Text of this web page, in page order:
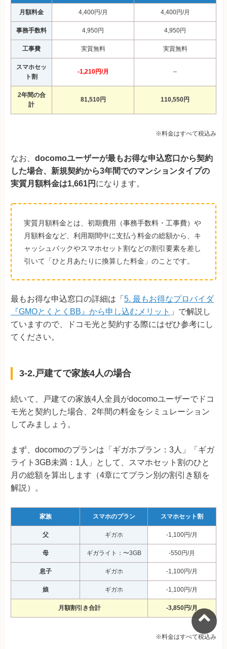
月額料金 4,400円/月 4,400円/月
事務手数料 4,950円 4,950円
工事費 実質無料 実質無料
スマホセッ
ト割
-1,210円/月 –
2年間の合
計
81,510円 110,550円
※料金はすべて税込み
なお、 docomoユーザーが最もお得な申込窓口から契約
した場合、新規契約から3年間でのマンションタイプの
実質月額料金は1,661円 になります。
実質月額料金とは、初期費用（事務手数料・工事費）や
月額料金など、利用期間中に支払う料金の総額から、キ
ャッシュバックやスマホセット割などの割引要素を差し
引いて「ひと月あたりに換算した料金」のことです。
最もお得な申込窓口の詳細は「 5. 最もお得なプロバイダ
『GMOとくとくBB』から申し込むメリット 」で解説し
ていますので、ドコモ光と契約する際にはぜひ参考にし
てください。
3-2.戸建てで家族4人の場合
続いて、戸建ての家族4人全員がdocomoユーザーでドコ
モ光と契約した場合、2年間の料金をシミュレーション
してみましょう。
まず、docomoのプランは「ギガホプラン：3人」「ギガ
ライト3GB未満：1人」として、スマホセット割のひと
月の総額を算出します（4章にてプラン別の割引き額を
解説）。
家族 スマホのプラン スマホセット割
父 ギガホ -1,100円/月
母 ギガライト：〜3GB -550円/月
息子 ギガホ -1,100円/月
娘 ギガホ -1,100円/月
月額割引き合計 -3,850円/月
※料金はすべて税込み